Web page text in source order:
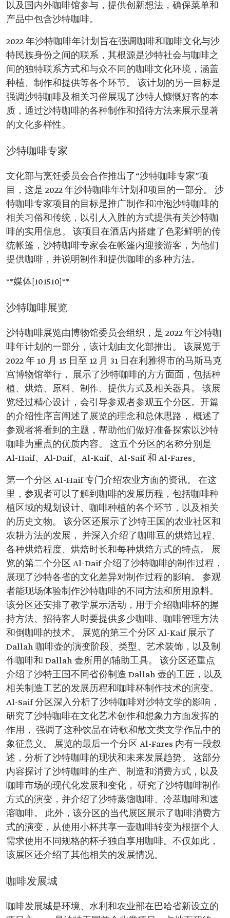
以及国内外咖啡馆参与，提供创新想法，确保菜单和
产品中包含沙特咖啡。
2022 年沙特咖啡年计划旨在强调咖啡和咖啡文化与沙
特民族身份之间的联系，其根源是沙特社会与咖啡之
间的独特联系方式和与众不同的咖啡文化环境，涵盖
种植、制作和提供等各个环节。 该计划的另一目标是
强调沙特咖啡及相关习俗展现了沙特人慷慨好客的本
质，通过沙特咖啡的各种制作和招待方法来展示显著
的文化多样性。
沙特咖啡专家
文化部与烹饪委员会合作推出了“沙特咖啡专家”项
目，这是 2022 年沙特咖啡年计划和项目的一部分。 沙
特咖啡专家项目的目标是推广制作和冲泡沙特咖啡的
相关习俗和传统，以引人入胜的方式提供有关沙特咖
啡的实用信息。 该项目在酒店内搭建了色彩鲜明的传
统帐篷，沙特咖啡专家会在帐篷内迎接游客，为他们
提供咖啡，并说明制作和提供咖啡的多种方法。
**媒体[101510]**
沙特咖啡展览
沙特咖啡展览由博物馆委员会组织，是 2022 年沙特咖
啡年计划的一部分，该计划由文化部推出。 该展览于
2022 年 10 月 15 日至 12 月 31 日在利雅得市的马斯马克
宫博物馆举行， 展示了沙特咖啡的方方面面，包括种
植、烘焙、原料、制作、提供方式及相关器具。 该展
览经过精心设计，会引导参观者参观五个分区。开篇
的介绍性序言阐述了展览的理念和总体思路， 概述了
参观者将看到的主题，帮助他们做好准备探索以沙特
咖啡为重点的优质内容。 这五个分区的名称分别是
Al-Haif、Al-Daif、Al-Kaif、Al-Saif 和 Al-Fares。
第一个分区 Al-Haif 专门介绍农业方面的资讯。 在这
里，参观者可以了解到咖啡的发展历程，包括咖啡种
植区域的规划设计、咖啡种植的各个环节，以及相关
的历史文物。 该分区还展示了沙特王国的农业社区和
农耕方法的发展， 并深入介绍了咖啡豆的烘焙过程、
各种烘焙程度、烘焙时长和每种烘焙方式的特点。 展
览的第二个分区 Al-Daif 介绍了沙特咖啡的制作过程，
展现了沙特各省的文化差异对制作过程的影响。 参观
者能现场体验制作沙特咖啡的不同方法和所用原料。
该分区还安排了教学展示活动，用于介绍咖啡杯的握
持方法、招待客人时要提供多少咖啡、咖啡管理方法
和倒咖啡的技术。 展览的第三个分区 Al-Kaif 展示了
Dallah 咖啡壶的演变阶段、类型、艺术装饰，以及制
作咖啡和 Dallah 壶所用的辅助工具。 该分区还重点
介绍了沙特王国不同省份制造 Dallah 壶的工匠，以及
相关制造工艺的发展历程和咖啡杯制作技术的演变。
Al-Saif 分区深入分析了沙特咖啡对沙特文学的影响，
研究了沙特咖啡在文化艺术创作和想象力方面发挥的
作用， 强调了这种饮品在诗歌和散文类文学作品中的
象征意义。 展览的最后一个分区 Al-Fares 内有一段叙
述，分析了沙特咖啡的现状和未来发展趋势。 这部分
内容探讨了沙特咖啡的生产、制造和消费方式，以及
咖啡市场的现代化发展和变化， 研究了沙特咖啡制作
方式的演变，并介绍了沙特蒸馏咖啡、冷萃咖啡和速
溶咖啡。 此外，该分区的当代展区展示了咖啡消费方
式的演变，从使用小杯共享一壶咖啡转变为根据个人
需求使用不同规格的杯子独自享用咖啡。不仅如此，
该展区还介绍了其他相关的发展情况。
咖啡发展城
咖啡发展城是环境、水利和农业部在巴哈省新设立的